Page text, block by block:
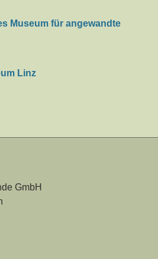
Museum für angewandte
Linz
GmbH